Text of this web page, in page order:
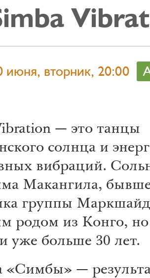
июня, вторник, 20:00
— это танцы
солнца и
вибраций.
Макангила,
группы
родом из Конго,
уже больше 30 лет.
«Симбы» —